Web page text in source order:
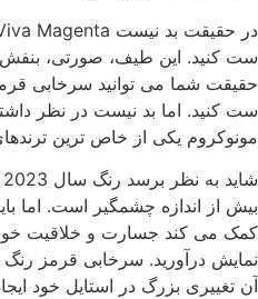
ست کنید. این طیف، صورتی، بنفش
حقیقت شما می توانید سرخابی
ست کنید. اما بد نیست در نظر
مونوکروم یکی از خاص ترین
بیش از اندازه چشمگیر است. اما
کمک می کند جسارت و خلاقیت خود
نمایش درآورید. سرخابی قرمز رنگ
آن تغییری بزرگ در استایل خود